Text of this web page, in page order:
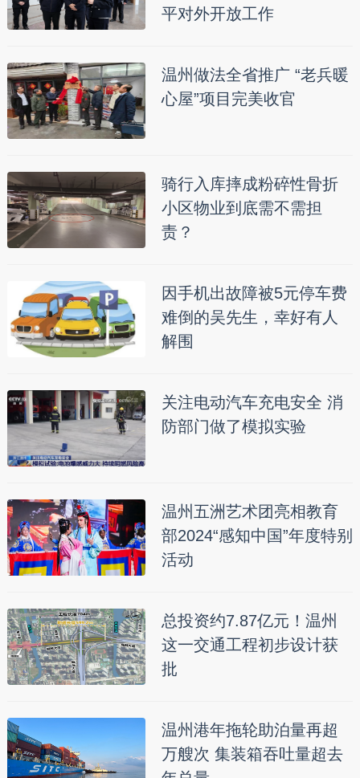
平对外开放工作
温州做法全省推广 “老兵暖
心屋”项目完美收官
骑行入库摔成粉碎性骨折
小区物业到底需不需担
责？
因手机出故障被5元停车费
难倒的吴先生，幸好有人
解围
关注电动汽车充电安全 消
防部门做了模拟实验
温州五洲艺术团亮相教育
部2024“感知中国”年度特别
活动
总投资约7.87亿元！温州
这一交通工程初步设计获
批
温州港年拖轮助泊量再超
万艘次 集装箱吞吐量超去